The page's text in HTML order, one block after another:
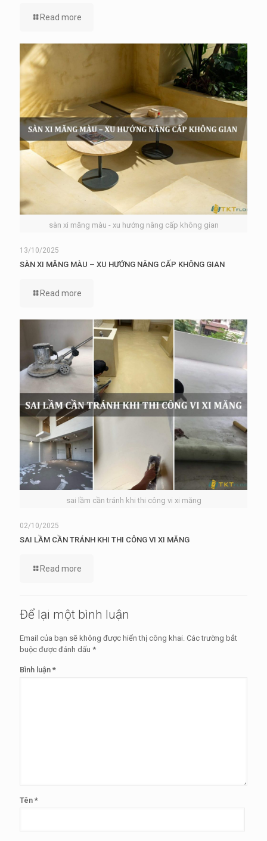
Read more
sàn xi măng màu - xu hướng nâng cấp không gian
13/10/2025
SÀN XI MĂNG MÀU – XU HƯỚNG NÂNG CẤP KHÔNG GIAN
Read more
sai lầm cần tránh khi thi công vi xi măng
02/10/2025
SAI LẦM CẦN TRÁNH KHI THI CÔNG VI XI MĂNG
Read more
Để lại một bình luận
Email của bạn sẽ không được hiển thị công khai. Các trường bắt
buộc được đánh dấu *
Bình luận *
Tên *